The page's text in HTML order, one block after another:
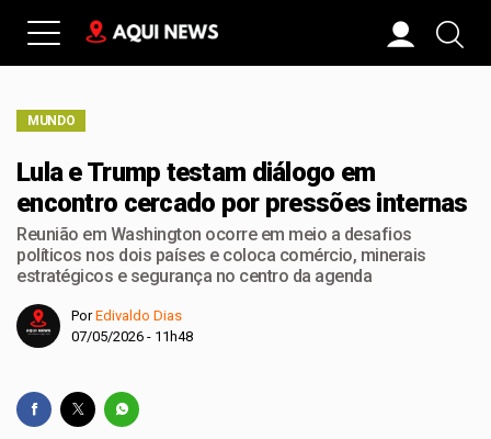
MUNDO
Lula e Trump testam diálogo em
encontro cercado por pressões internas
Reunião em Washington ocorre em meio a desafios
políticos nos dois países e coloca comércio, minerais
estratégicos e segurança no centro da agenda
PorEdivaldo Dias
07/05/2026 - 11h48